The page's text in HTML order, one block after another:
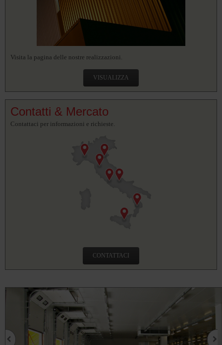
Visita la pagina delle nostre realizzazioni.
VISUALIZZA
Contatti & Mercato
Contattaci per informazioni e richieste.
CONTATTACI